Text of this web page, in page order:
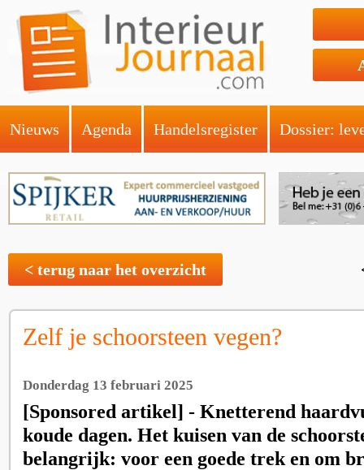
Nieuws Agenda Handelsregister Dossier:
< terug naar het overzicht
Zelf je schoorsteen vegen?
Donderdag 13 februari 2025
[Sponsored artikel] - Knetterend
koude dagen. Het kuisen van de
belangrijk: voor een goede trek en om